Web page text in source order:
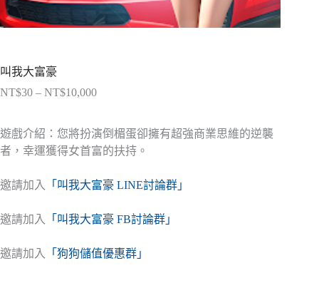
叫我大富豪
NT$30 – NT$10,000價
範
圍：
NT$30
到
NT$10,000
遊戲介紹：您將扮演倒楣蛋卻擁有超強商業思維的逆襲
者，幸運獲得女首富的扶持。
邀請加入 「叫我大富豪 LINE討論群」
邀請加入 「叫我大富豪 FB討論群」
邀請加入 「狗狗儲值優惠群」